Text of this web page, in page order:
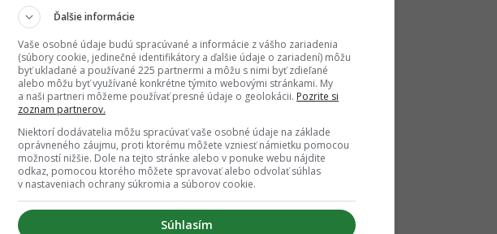
Ďalšie informácie
Vaše osobné údaje budú spracúvané a informácie z vášho zariadenia
(súbory cookie, jedinečné identifikátory a ďalšie údaje o zariadení) môžu
byť ukladané a používané 225 partnermi a môžu s nimi byť zdieľané
alebo môžu byť využívané konkrétne týmito webovými stránkami. My
a naši partneri môžeme používať presné údaje o geolokácii. Pozrite si
zoznam partnerov.
Niektorí dodávatelia môžu spracúvať vaše osobné údaje na základe
oprávneného záujmu, proti ktorému môžete vzniesť námietku pomocou
možností nižšie. Dole na tejto stránke alebo v ponuke webu nájdite
odkaz, pomocou ktorého môžete spravovať alebo odvolať súhlas
v nastaveniach ochrany súkromia a súborov cookie.
Súhlasím